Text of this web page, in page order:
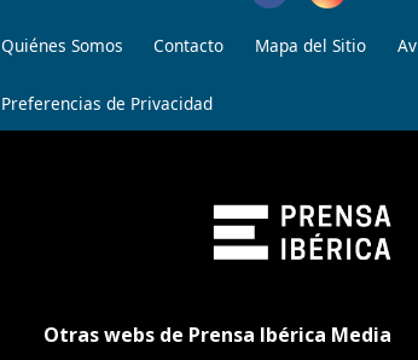
Quiénes Somos Contacto Mapa del Sitio
Preferencias de Privacidad
Otras webs de Prensa Ibérica Media